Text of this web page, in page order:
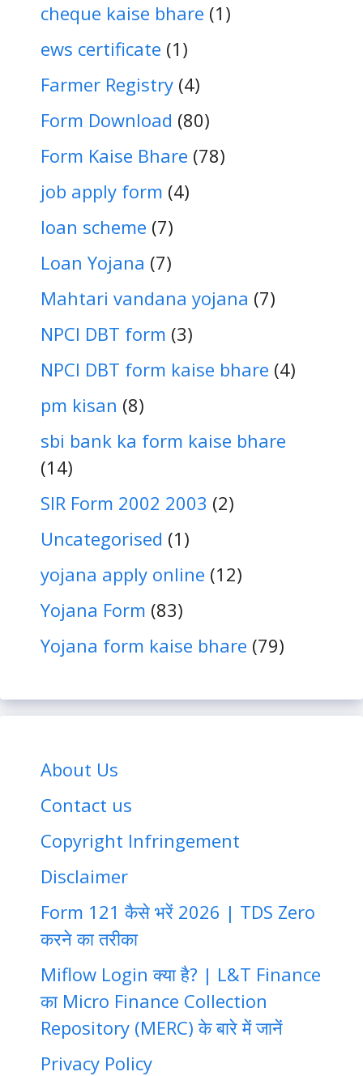
cheque kaise bhare (1)
ews certificate (1)
Farmer Registry (4)
Form Download (80)
Form Kaise Bhare (78)
job apply form (4)
loan scheme (7)
Loan Yojana (7)
Mahtari vandana yojana (7)
NPCI DBT form (3)
NPCI DBT form kaise bhare (4)
pm kisan (8)
sbi bank ka form kaise bhare
(14)
SIR Form 2002 2003 (2)
Uncategorised (1)
yojana apply online (12)
Yojana Form (83)
Yojana form kaise bhare (79)
About Us
Contact us
Copyright Infringement
Disclaimer
Form 121 कैसे भरें 2026 | TDS Zero
करने का तरीका
Miflow Login क्या है? | L&T Finance
का Micro Finance Collection
Repository (MERC) के बारे में जानें
Privacy Policy